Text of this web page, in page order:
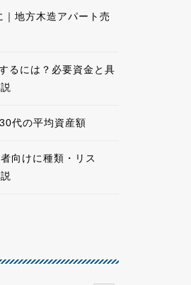
地方木造アパート売
るには？必要資金と具
代の平均資産額
向けに種類・リス